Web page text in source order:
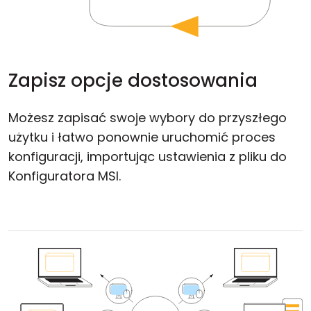
Zapisz opcje dostosowania
Możesz zapisać swoje wybory do przyszłego
użytku i łatwo ponownie uruchomić proces
konfiguracji, importując ustawienia z pliku do
Konfiguratora MSI.